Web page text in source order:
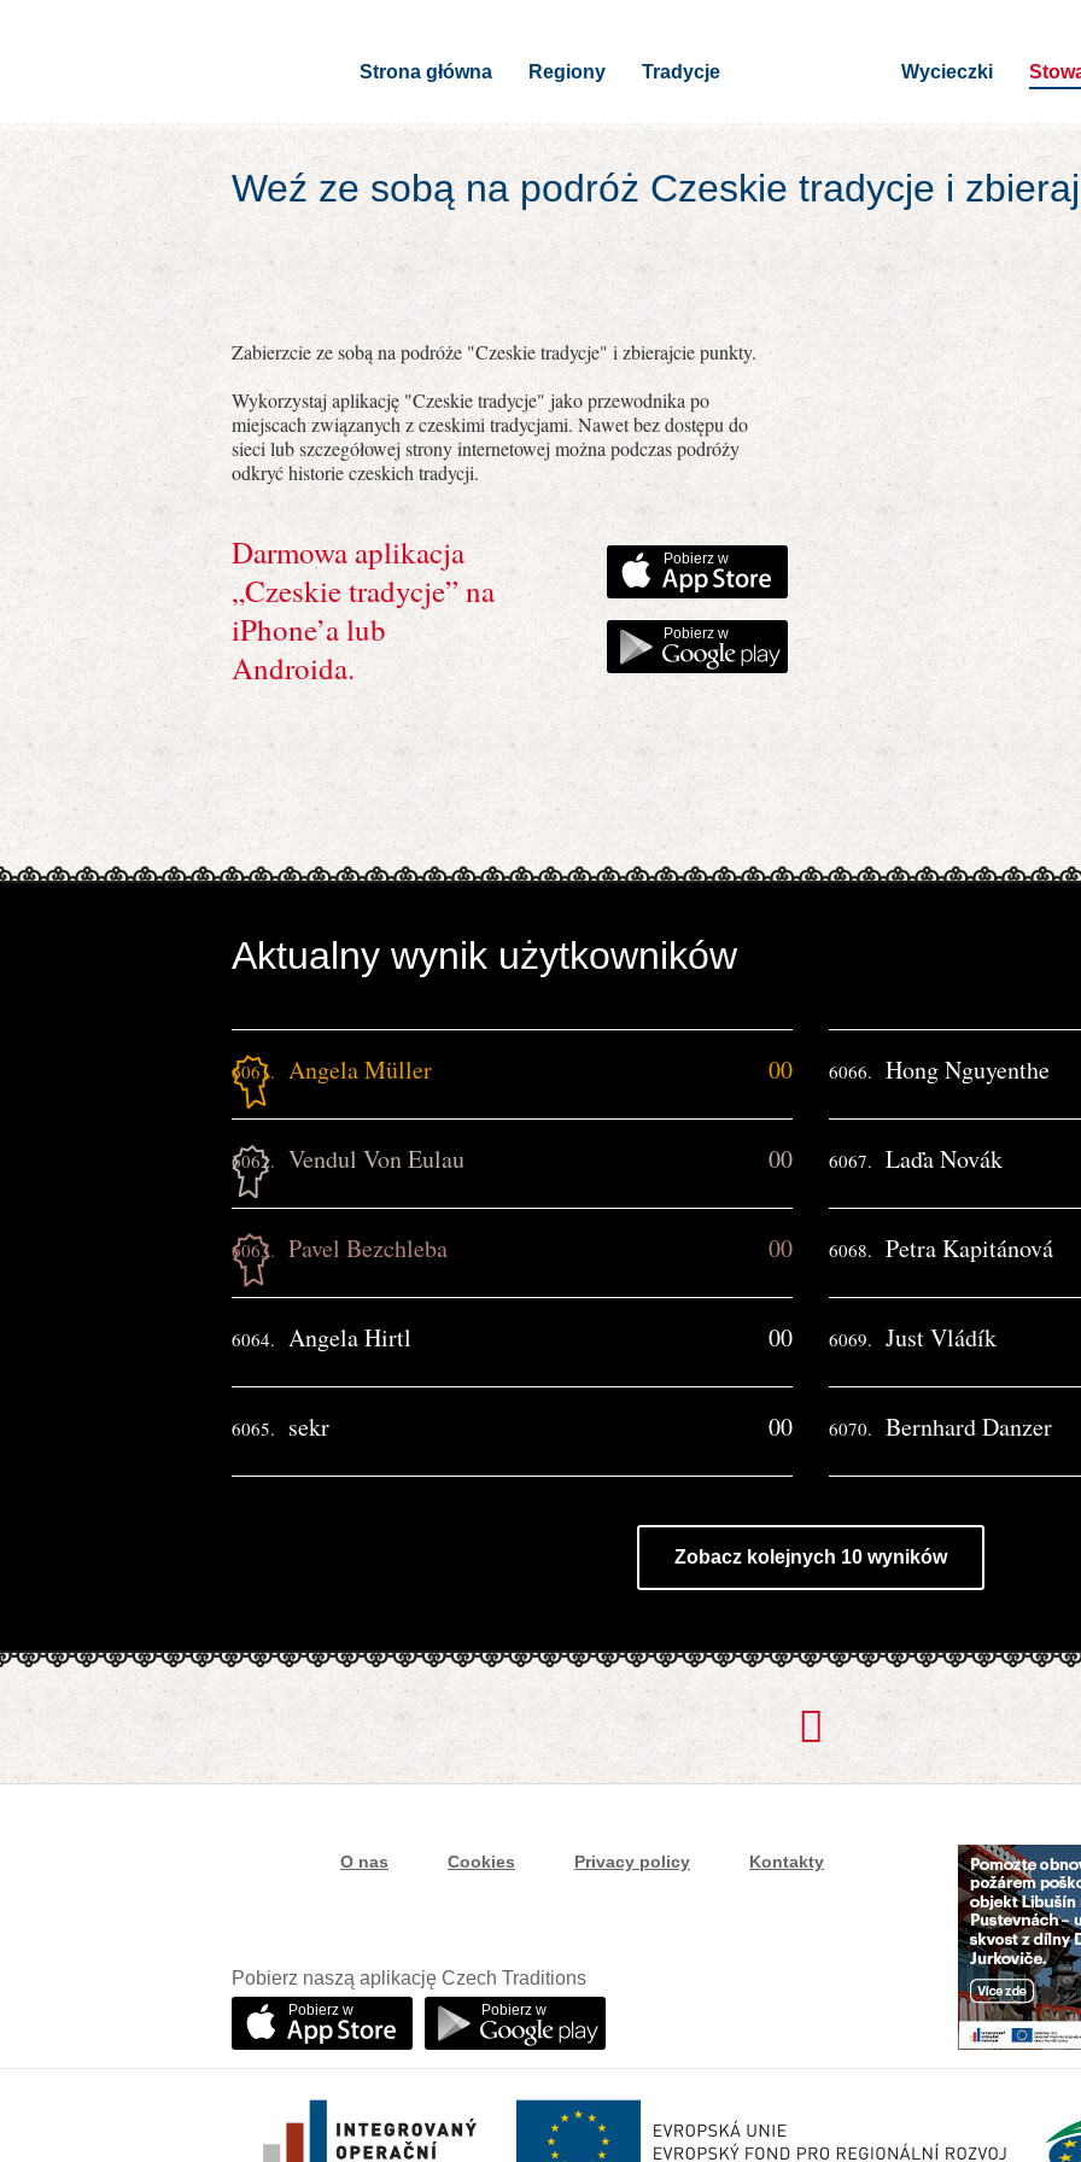
Strona główna Regiony Tradycje Wycieczki
Weź ze sobą na podróż Czeskie tradycje i
Zabierzcie ze sobą na podróże "Czeskie tradycje" i zbierajcie punkty.
Wykorzystaj aplikację "Czeskie tradycje" jako przewodnika po
miejscach związanych z czeskimi tradycjami. Nawet bez dostępu do
sieci lub szczegółowej strony internetowej można podczas podróży
odkryć historie czeskich tradycji.
Darmowa aplikacja
„Czeskie tradycje” na
iPhone’a lub
Androida.
Pobierz w
Pobierz w
Aktualny wynik użytkowników
6061. Angela Müller 00
6062. Vendul Von Eulau 00
6063. Pavel Bezchleba 00
6064. Angela Hirtl 00
6065. sekr 00
6066. Hong Nguyenthe
6067. Laďa Novák
6068. Petra Kapitánová
6069. Just Vládík
6070. Bernhard Danzer
Zobacz kolejnych 10 wyników
O nas Cookies Privacy policy Kontakty
Pobierz naszą aplikację Czech Traditions
Pobierz w Pobierz w